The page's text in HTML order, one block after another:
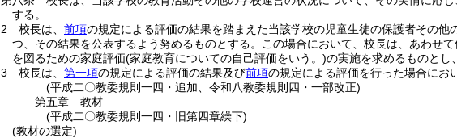
する。
2
校長は、 前項の規定による評価の結果を踏まえた当該学校の児童生徒の保護者その他
つ、その結果を公表するよう努めるものとする。
この場合において、校長は、あわせ
を図るための家庭評価(家庭教育についての自己評価をいう。)の実施を求めるものとし
3
校長は、 第一項の規定による評価の結果及び前項の規定による評価を行った場合にお
(平成二〇教委規則一四・追加、令和八教委規則四・一部改正)
第五章
教材
(平成二〇教委規則一四・旧第四章繰下)
(教材の選定)